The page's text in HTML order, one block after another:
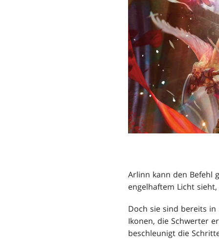
Arlinn kann den Befehl
engelhaftem Licht
Doch sie sind bereits
Ikonen, die Schwerter
beschleunigt die